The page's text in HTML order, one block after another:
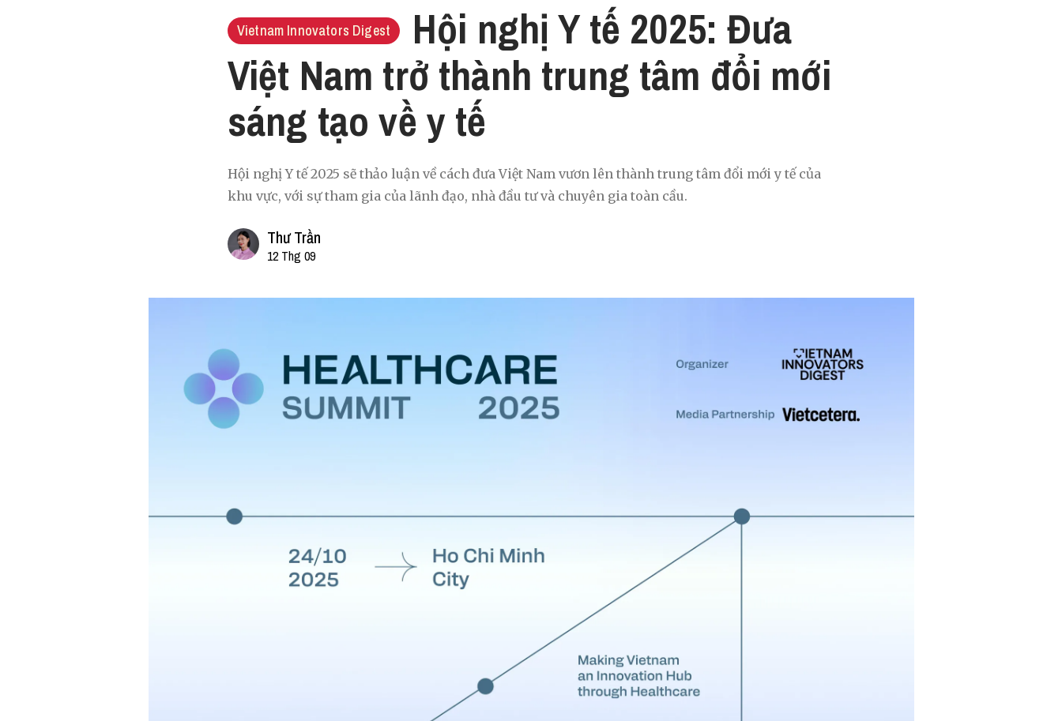
Vietnam Innovators Digest
Hội nghị Y tế 2025: Đưa
Việt Nam trở thành trung tâm đổi mới
sáng tạo về y tế
Hội nghị Y tế 2025 sẽ thảo luận về cách đưa Việt Nam vươn lên thành trung tâm đổi mới y tế của
khu vực, với sự tham gia của lãnh đạo, nhà đầu tư và chuyên gia toàn cầu.
Thư Trần
12 Thg 09